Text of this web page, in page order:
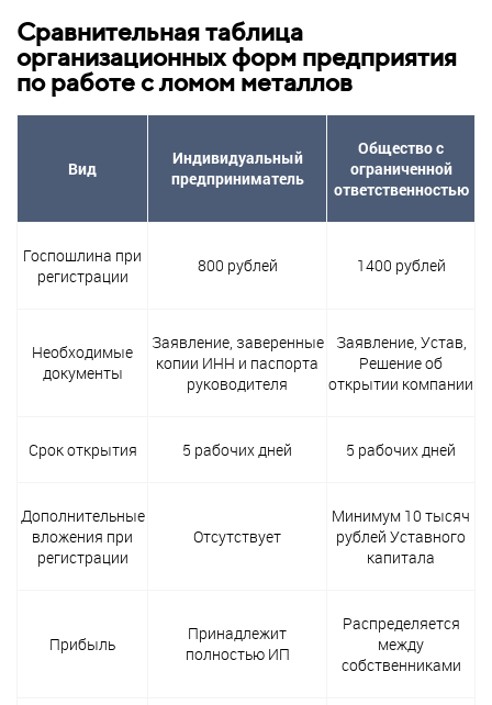
Сравнительная таблица
организационных форм предприятия
по работе с ломом металлов
Вид
Индивидуальный
предприниматель
Общество с
ограниченной
ответственностью
Госпошлина при
регистрации
800 рублей 1400 рублей
Необходимые
документы
Заявление, заверенные
копии ИНН и паспорта
руководителя
Заявление, Устав,
Решение об
открытии компании
Срок открытия 5 рабочих дней 5 рабочих дней
Дополнительные
вложения при
регистрации
Отсутствует
Минимум 10 тысяч
рублей Уставного
капитала
Прибыль
Принадлежит
полностью ИП
Распределяется
между
собственниками